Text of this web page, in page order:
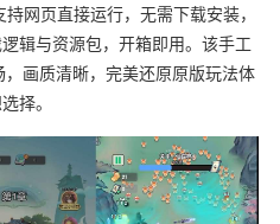
网页直接运行，无需下载安装，
辑与资源包，开箱即用。该手工
画质清晰，完美还原原版玩法体
择。